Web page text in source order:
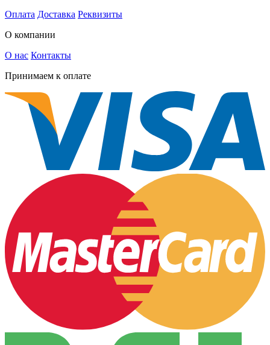
Оплата Доставка Реквизиты
О компании
О нас Контакты
Принимаем к оплате